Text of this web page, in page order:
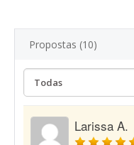
Propostas (10)
Larissa A.